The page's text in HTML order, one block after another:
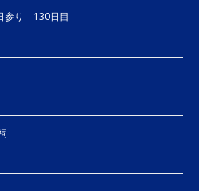
参り 130日目